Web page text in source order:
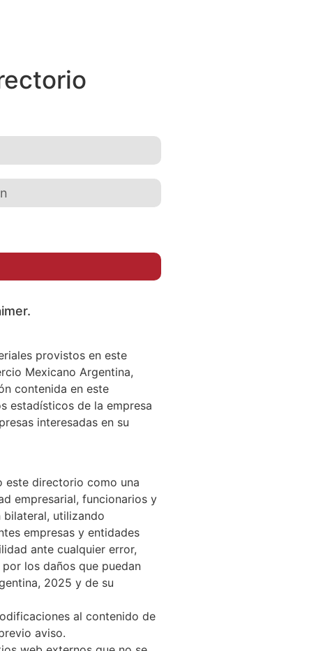
provistos en este
Mexicano Argentina,
contenida en este
estadísticos de la empresa
interesadas en su
este directorio como una
empresarial, funcionarios y
utilizando
empresas y entidades
ante cualquier error,
los daños que puedan
2025 y de su
al contenido de
aviso.